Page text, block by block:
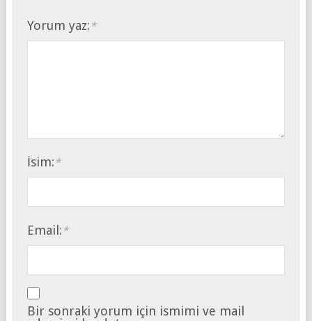
Yorum yaz: *
İsim: *
Email: *
Bir sonraki yorum için ismimi ve mail